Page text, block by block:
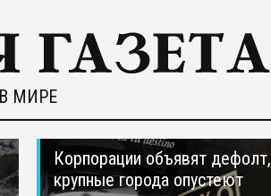
В МИРЕ
Корпорации объявят дефолт,
крупные города опустеют